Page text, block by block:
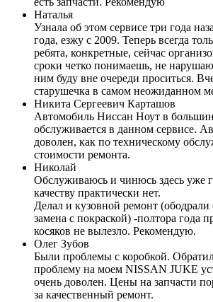
Наталья
Узнала об этом сервисе три года
года, езжу с 2009. Теперь всегда
ребята, конкретные, сейчас
сроки четко понимаешь, не
ним буду вне очереди проситься.
старушечка в самом неожиданном
Никита Сергеевич Карташов
Автомобиль Ниссан Ноут в
обслуживается в данном сервисе.
доволен, как по техническому
стоимости ремонта.
Николай
Обслуживаюсь и чинюсь здесь уже
качеству практически нет.
Делал и кузовной ремонт (ободрали
замена с покраской) -полтора года
косяков не вылезло. Рекомендую.
Олег Зубов
Были проблемы с коробкой.
проблему на моем NISSAN JUKE
очень доволен. Цены на запчасти
за качественный ремонт.